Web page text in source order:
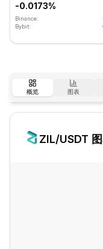
-0.0173%
Binance:
Bybit:
概览 图表
ZIL/USDT